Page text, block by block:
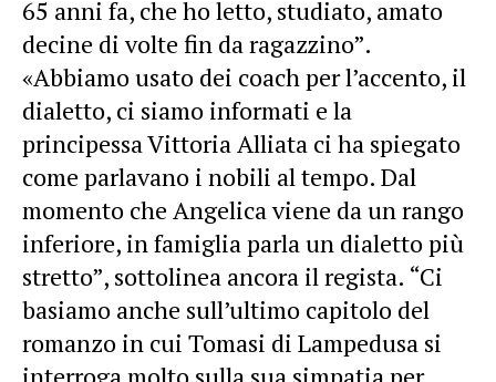
65 anni fa, che ho letto, studiato, amato
decine di volte fin da ragazzino”.
«Abbiamo usato dei coach per l’accento, il
dialetto, ci siamo informati e la
principessa Vittoria Alliata ci ha spiegato
come parlavano i nobili al tempo. Dal
momento che Angelica viene da un rango
inferiore, in famiglia parla un dialetto più
stretto”, sottolinea ancora il regista. “Ci
basiamo anche sull’ultimo capitolo del
romanzo in cui Tomasi di Lampedusa si